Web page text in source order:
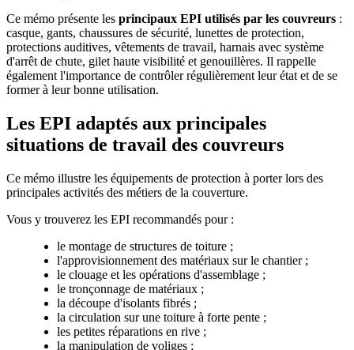
Ce mémo présente les principaux EPI utilisés par les couvreurs :
casque, gants, chaussures de sécurité, lunettes de protection,
protections auditives, vêtements de travail, harnais avec système
d'arrêt de chute, gilet haute visibilité et genouillères. Il rappelle
également l'importance de contrôler régulièrement leur état et de se
former à leur bonne utilisation.
Les EPI adaptés aux principales
situations de travail des couvreurs
Ce mémo illustre les équipements de protection à porter lors des
principales activités des métiers de la couverture.
Vous y trouverez les EPI recommandés pour :
le montage de structures de toiture ;
l'approvisionnement des matériaux sur le chantier ;
le clouage et les opérations d'assemblage ;
le tronçonnage de matériaux ;
la découpe d'isolants fibrés ;
la circulation sur une toiture à forte pente ;
les petites réparations en rive ;
la manipulation de voliges ;